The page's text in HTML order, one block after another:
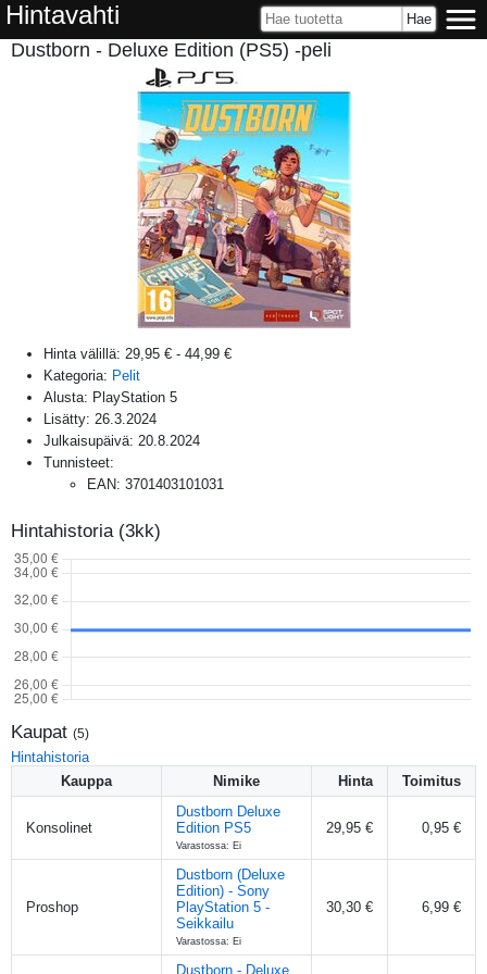
Hintavahti
Dustborn - Deluxe Edition (PS5) -peli
Hinta välillä: 29,95 € - 44,99 €
Kategoria: Pelit
Alusta: PlayStation 5
Lisätty: 26.3.2024
Julkaisupäivä: 20.8.2024
Tunnisteet:
EAN: 3701403101031
Hintahistoria (3kk)
Kaupat (5)
Hintahistoria
Kauppa
Nimike Hinta Toimitus
Konsolinet
Dustborn Deluxe
Edition PS5
Varastossa: Ei
29,95 € 0,95 €
Proshop
Dustborn (Deluxe
Edition) - Sony
PlayStation 5 -
Seikkailu
Varastossa: Ei
30,30 € 6,99 €
Dustborn - Deluxe